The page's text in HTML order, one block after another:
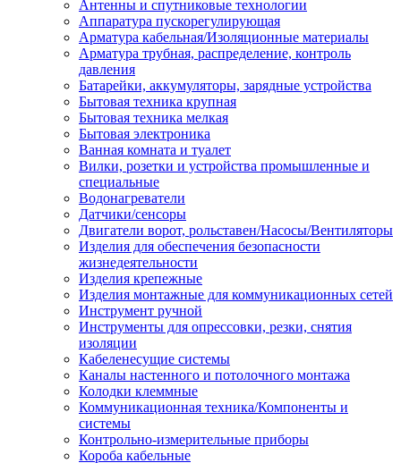
Антенны и спутниковые технологии
Аппаратура пускорегулирующая
Арматура кабельная/Изоляционные материалы
Арматура трубная, распределение, контроль
давления
Батарейки, аккумуляторы, зарядные устройства
Бытовая техника крупная
Бытовая техника мелкая
Бытовая электроника
Ванная комната и туалет
Вилки, розетки и устройства промышленные и
специальные
Водонагреватели
Датчики/сенсоры
Двигатели ворот, рольставен/Насосы/Вентиляторы
Изделия для обеспечения безопасности
жизнедеятельности
Изделия крепежные
Изделия монтажные для коммуникационных сетей
Инструмент ручной
Инструменты для опрессовки, резки, снятия
изоляции
Кабеленесущие системы
Каналы настенного и потолочного монтажа
Колодки клеммные
Коммуникационная техника/Компоненты и
системы
Контрольно-измерительные приборы
Короба кабельные